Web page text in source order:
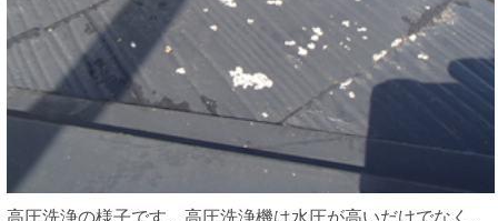
高圧洗浄の様子です。高圧洗浄機は水圧が高いだけでなく、